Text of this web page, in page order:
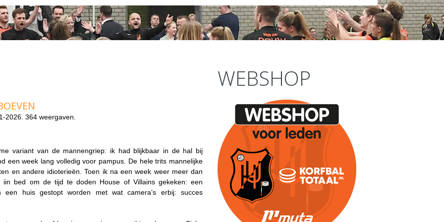
2026. 364 weergaven.
variant van de mannengriep: ik had blijkbaar in de hal bij
een week lang volledig voor pampus. De hele trits mannelijke
en andere idioterieën. Toen ik na een week weer meer dan
iin bed om de tijd te doden House of Villainsgekeken: een
een huis gestopt worden met wat camera’s erbij: succes
WEBSHOP